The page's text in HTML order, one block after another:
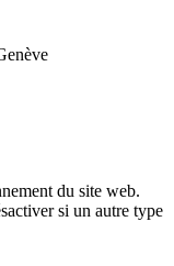
du site web.
si un autre type